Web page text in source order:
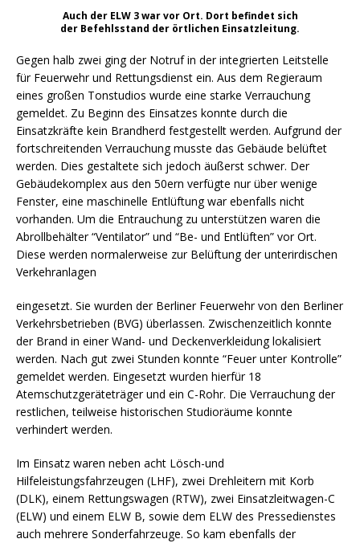
Auch der ELW 3 war vor Ort. Dort befindet sich
der Befehlsstand der örtlichen Einsatzleitung.
Gegen halb zwei ging der Notruf in der integrierten Leitstelle
für Feuerwehr und Rettungsdienst ein. Aus dem Regieraum
eines großen Tonstudios wurde eine starke Verrauchung
gemeldet. Zu Beginn des Einsatzes konnte durch die
Einsatzkräfte kein Brandherd festgestellt werden. Aufgrund der
fortschreitenden Verrauchung musste das Gebäude belüftet
werden. Dies gestaltete sich jedoch äußerst schwer. Der
Gebäudekomplex aus den 50ern verfügte nur über wenige
Fenster, eine maschinelle Entlüftung war ebenfalls nicht
vorhanden. Um die Entrauchung zu unterstützen waren die
Abrollbehälter “Ventilator” und “Be- und Entlüften” vor Ort.
Diese werden normalerweise zur Belüftung der unterirdischen
Verkehranlagen
eingesetzt. Sie wurden der Berliner Feuerwehr von den Berliner
Verkehrsbetrieben (BVG) überlassen. Zwischenzeitlich konnte
der Brand in einer Wand- und Deckenverkleidung lokalisiert
werden. Nach gut zwei Stunden konnte “Feuer unter Kontrolle”
gemeldet werden. Eingesetzt wurden hierfür 18
Atemschutzgeräteträger und ein C-Rohr. Die Verrauchung der
restlichen, teilweise historischen Studioräume konnte
verhindert werden.
Im Einsatz waren neben acht Lösch-und
Hilfeleistungsfahrzeugen (LHF), zwei Drehleitern mit Korb
(DLK), einem Rettungswagen (RTW), zwei Einsatzleitwagen-C
(ELW) und einem ELW B, sowie dem ELW des Pressedienstes
auch mehrere Sonderfahrzeuge. So kam ebenfalls der